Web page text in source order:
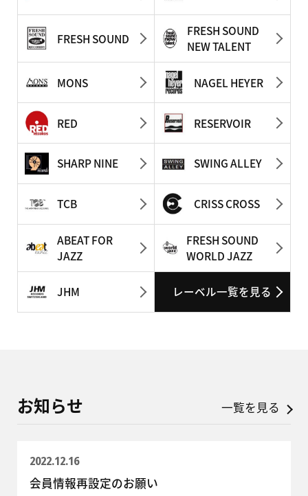
FRESH SOUND
FRESH SOUND
NEW TALENT
MONS NAGEL HEYER
RED RESERVOIR
SHARP NINE SWING ALLEY
TCB CRISS CROSS
ABEAT FOR
JAZZ
FRESH SOUND
WORLD JAZZ
JHM レーベル一覧を見る
お知らせ 一覧を見る
2022.12.16
会員情報再設定のお願い